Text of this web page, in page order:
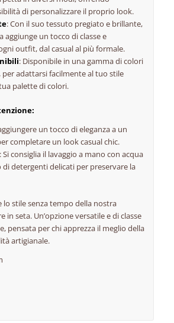
di personalizzare il proprio look.
: Con il suo tessuto pregiato e brillante,
aggiunge un tocco di classe e
outfit, dal casual al più formale.
: Disponibile in una gamma di colori
adattarsi facilmente al tuo stile
palette di colori.
un tocco di eleganza a un
completare un look casual chic.
Si consiglia il lavaggio a mano con acqua
di detergenti delicati per preservare la
lo stile senza tempo della nostra
in seta. Un’opzione versatile e di classe
pensata per chi apprezza il meglio della
artigianale.